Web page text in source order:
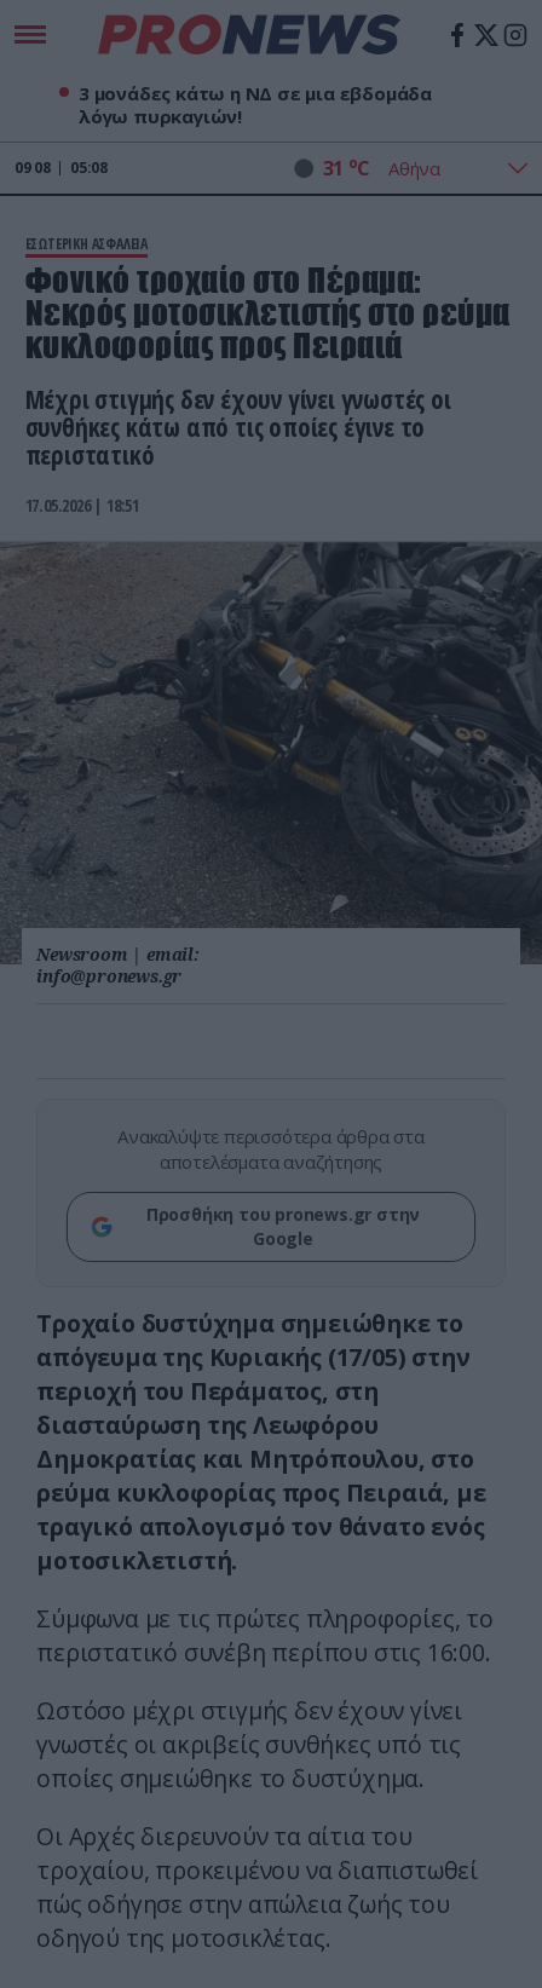
3 μονάδες κάτω η ΝΔ σε μια εβδομάδα
λόγω πυρκαγιών!
09 08 05:08 31 oC
ΕΣΩΤΕΡΙΚΗ ΑΣΦΑΛΕΙΑ
Φονικό τροχαίο στο Πέραμα:
Νεκρός μοτοσικλετιστής στο ρεύμα
κυκλοφορίας προς Πειραιά
Μέχρι στιγμής δεν έχουν γίνει γνωστές οι
συνθήκες κάτω από τις οποίες έγινε το
περιστατικό
17.05.2026 | 18:51
Newsroom | email:
info@pronews.gr
Ανακαλύψτε περισσότερα άρθρα στα
αποτελέσματα αναζήτησης
Προσθήκη του pronews.gr στην
Google
Τροχαίο δυστύχημα σημειώθηκε το
απόγευμα της Κυριακής (17/05) στην
περιοχή του Περάματος, στη
διασταύρωση της Λεωφόρου
Δημοκρατίας και Μητρόπουλου, στο
ρεύμα κυκλοφορίας προς Πειραιά, με
τραγικό απολογισμό τον θάνατο ενός
μοτοσικλετιστή.
Σύμφωνα με τις πρώτες πληροφορίες, το
περιστατικό συνέβη περίπου στις 16:00.
Ωστόσο μέχρι στιγμής δεν έχουν γίνει
γνωστές οι ακριβείς συνθήκες υπό τις
οποίες σημειώθηκε το δυστύχημα.
Οι Αρχές διερευνούν τα αίτια του
τροχαίου, προκειμένου να διαπιστωθεί
πώς οδήγησε στην απώλεια ζωής του
οδηγού της μοτοσικλέτας.